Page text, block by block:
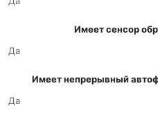
Имеет сенсор
Да
Имеет непрерывный
Да